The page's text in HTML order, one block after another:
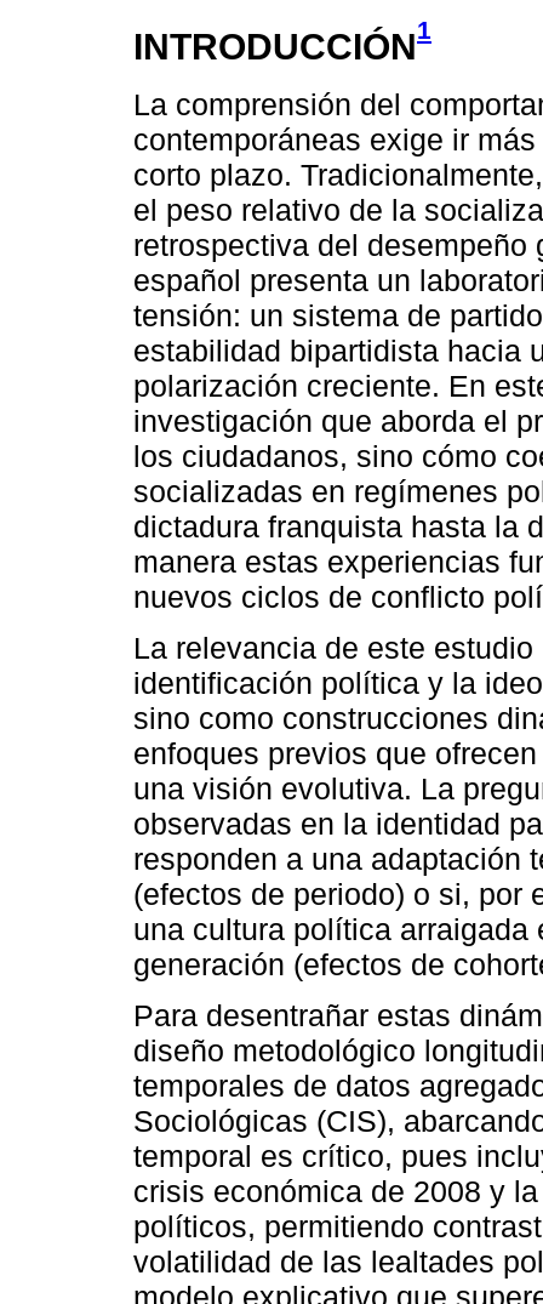
INTRODUCCIÓN1
La comprensión del
contemporáneas exige ir
corto plazo.
el peso relativo de la
retrospectiva del desempeño
español presenta un
tensión: un sistema de
estabilidad bipartidista hacia
polarización creciente. En
investigación que aborda el
los ciudadanos, sino cómo
socializadas en regímenes
dictadura franquista hasta la
manera estas experiencias
nuevos ciclos de conflicto
La relevancia de este
identificación política y la
sino como construcciones
enfoques previos que
una visión evolutiva. La
observadas en la identidad
responden a una adaptación
(efectos de periodo) o si, por
una cultura política
generación (efectos de
Para desentrañar estas
diseño metodológico
temporales de datos
Sociológicas (CIS),
temporal es crítico, pues
crisis económica de 2008 y
políticos, permitiendo
volatilidad de las lealtades
modelo explicativo que